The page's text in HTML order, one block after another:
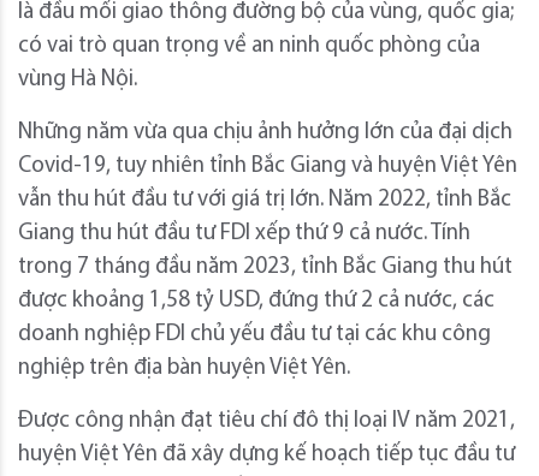
là đầu mối giao thông đường bộ của vùng, quốc gia;
có vai trò quan trọng về an ninh quốc phòng của
vùng Hà Nội.
Những năm vừa qua chịu ảnh hưởng lớn của đại dịch
Covid-19, tuy nhiên tỉnh Bắc Giang và huyện Việt Yên
vẫn thu hút đầu tư với giá trị lớn. Năm 2022, tỉnh Bắc
Giang thu hút đầu tư FDI xếp thứ 9 cả nước. Tính
trong 7 tháng đầu năm 2023, tỉnh Bắc Giang thu hút
được khoảng 1,58 tỷ USD, đứng thứ 2 cả nước, các
doanh nghiệp FDI chủ yếu đầu tư tại các khu công
nghiệp trên địa bàn huyện Việt Yên.
Được công nhận đạt tiêu chí đô thị loại IV năm 2021,
huyện Việt Yên đã xây dựng kế hoạch tiếp tục đầu tư